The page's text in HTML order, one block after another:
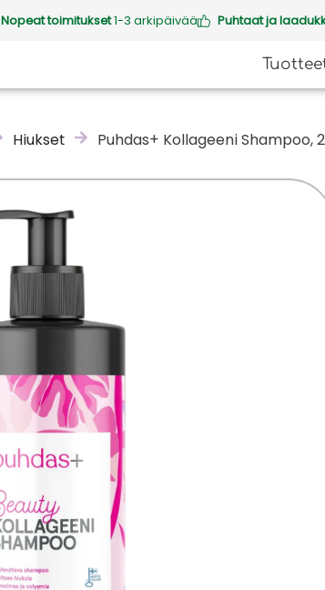
Nopeat toimitukset1-3 arkipäivää Puhtaat ja
Hiukset Puhdas+ Kollageeni Shampoo,